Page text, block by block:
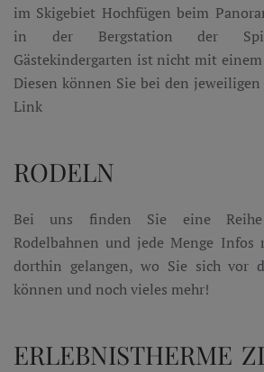
im Skigebiet Hochfügen beim
in der Bergstation der
Gästekindergarten ist nicht mit
Diesen können Sie bei den
Link
RODELN
Bei uns finden Sie eine Reihe
Rodelbahnen und jede Menge Infos
dorthin gelangen, wo Sie sich vor
können und noch vieles mehr!
ERLEBNISTHERME